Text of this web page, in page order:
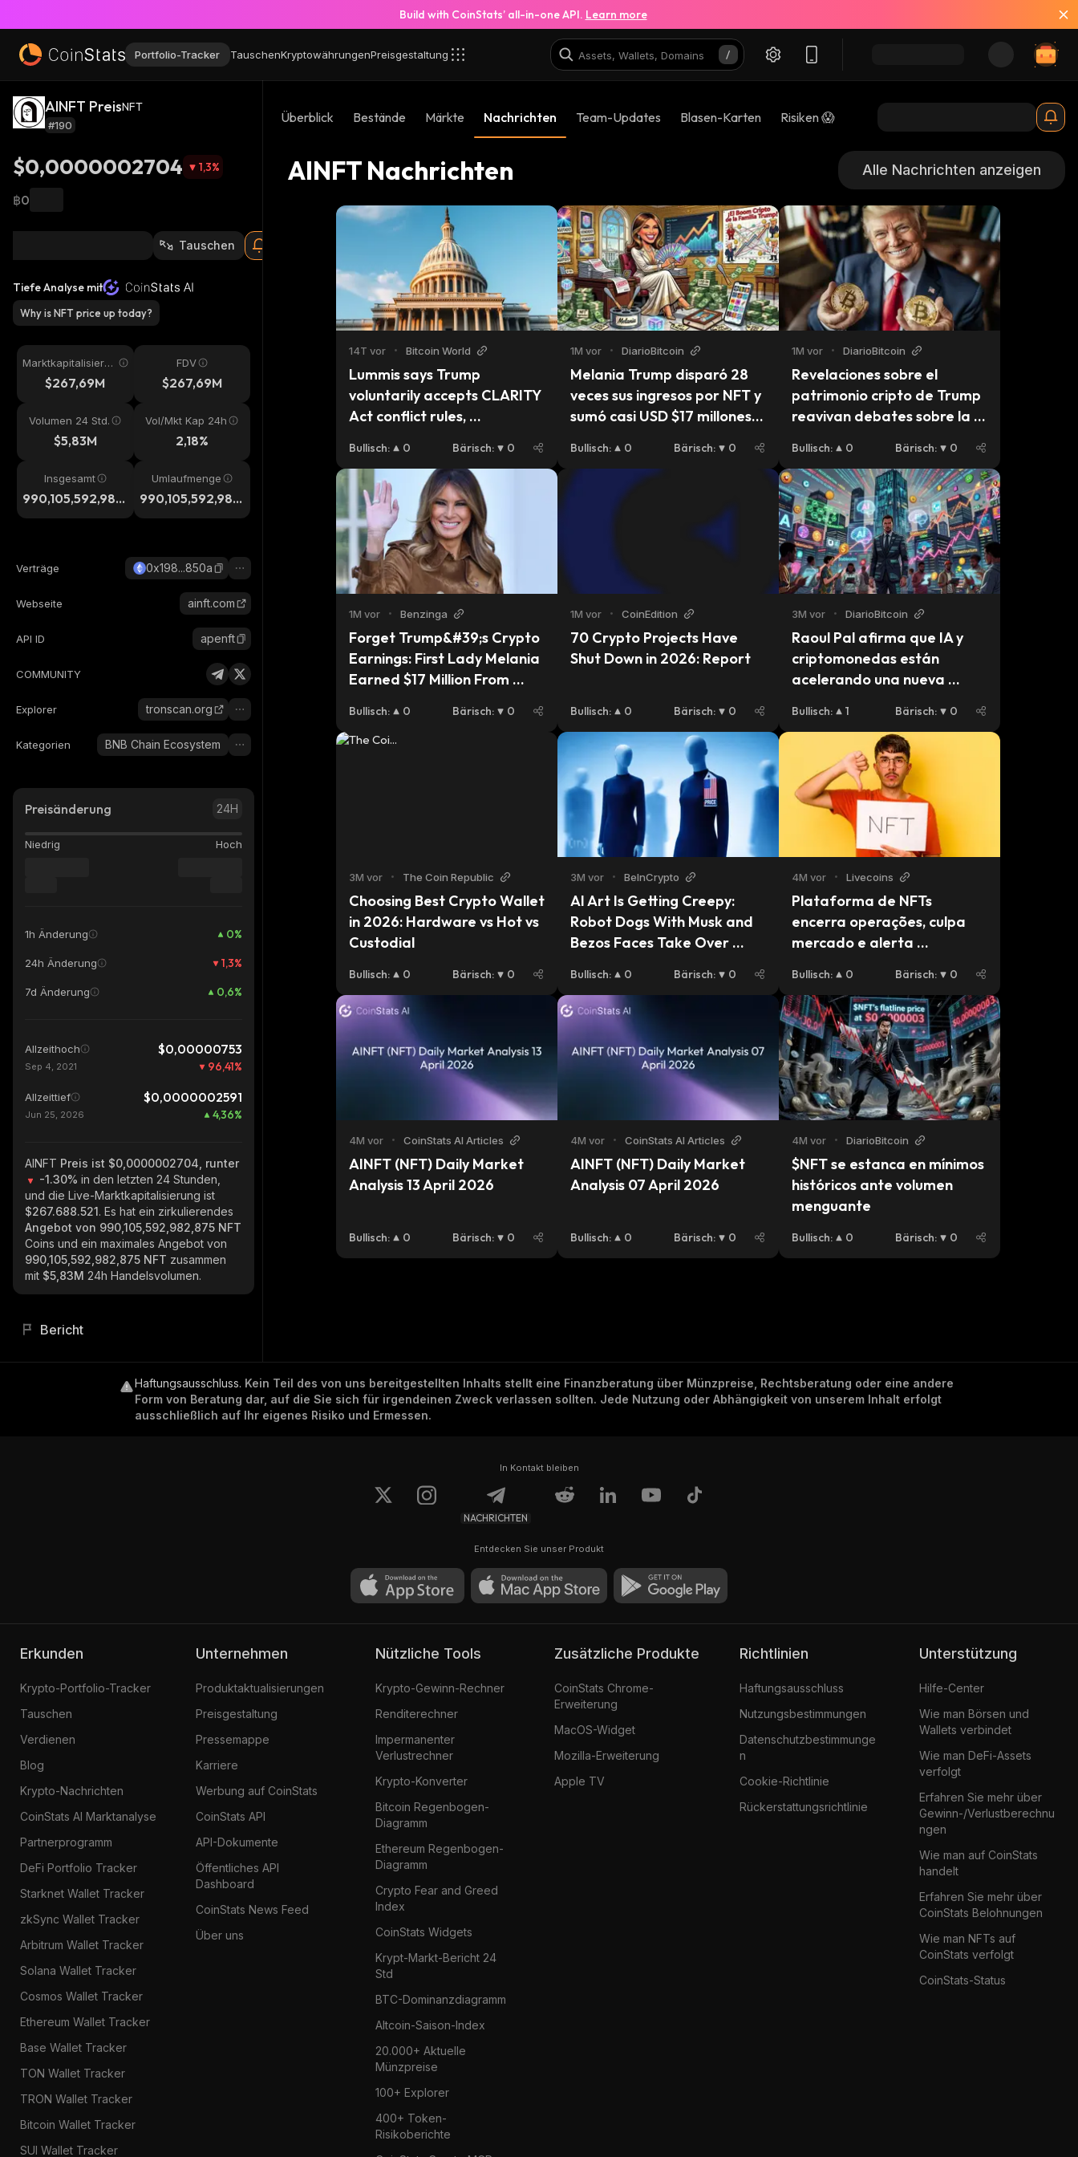
Build with CoinStats’ all-in-one API. Learn more
Portfolio-Tracker TauschenKryptowährungenPreisgestaltung
AINFT PreisNFT
#190
$0,0000002704 1,3%
฿0
Tauschen
Tiefe Analyse mit
Why is NFT price up today?
Marktkapitalisieru
$267,69M
FDV
$267,69M
Volumen 24 Std.
$5,83M
Vol/Mkt Kap 24h
2,18%
Insgesamt
990,105,592,982,
875
Umlaufmenge
990,105,592,982,
875
Verträge 0x198...850a
Webseite ainft.com
API ID apenft
COMMUNITY
Explorer tronscan.org
Kategorien BNB Chain Ecosystem
Preisänderung 24H
Niedrig Hoch
1h Änderung 0%
24h Änderung 1,3%
7d Änderung 0,6%
Allzeithoch $0,00000753
Sep 4, 2021 96,41%
Allzeittief $0,0000002591
Jun 25, 2026 4,36%
AINFT Preis ist $0,0000002704, runter
-1.30% in den letzten 24 Stunden,
und die Live-Marktkapitalisierung ist
$267.688.521. Es hat ein zirkulierendes
Angebot von 990,105,592,982,875 NFT
Coins und ein maximales Angebot von
990,105,592,982,875 NFT zusammen
mit $5,83M 24h Handelsvolumen.
Bericht
Überblick Bestände Märkte Nachrichten Team-Updates Blasen-Karten Risiken 😱
AINFT Nachrichten Alle Nachrichten anzeigen
14T vor • Bitcoin World
Lummis says Trump
voluntarily accepts CLARITY
Act conflict rules,
Bullisch: 0 Bärisch: 0
1M vor • DiarioBitcoin
Melania Trump disparó 28
veces sus ingresos por NFT y
sumó casi USD $17 millones
Bullisch: 0 Bärisch: 0
1M vor • DiarioBitcoin
Revelaciones sobre el
patrimonio cripto de Trump
reavivan debates sobre la
Bullisch: 0 Bärisch: 0
1M vor • Benzinga
Forget Trump&#39;s Crypto
Earnings: First Lady Melania
Earned $17 Million From
Bullisch: 0 Bärisch: 0
1M vor • CoinEdition
70 Crypto Projects Have
Shut Down in 2026: Report
Bullisch: 0 Bärisch: 0
3M vor • DiarioBitcoin
Raoul Pal afirma que IA y
criptomonedas están
acelerando una nueva
Bullisch: 1 Bärisch: 0
3M vor • The Coin Republic
Cho‌o‌sing Best Cr‌ypto Wal‌let
in 2026: Ha‌‌rd‌w‌‌ar‌e vs Ho‌t vs
Cu‌‌stod‌ial
Bullisch: 0 Bärisch: 0
3M vor • BeInCrypto
AI Art Is Getting Creepy:
Robot Dogs With Musk and
Bezos Faces Take Over
Bullisch: 0 Bärisch: 0
4M vor • Livecoins
Plataforma de NFTs
encerra operações, culpa
mercado e alerta
Bullisch: 0 Bärisch: 0
4M vor • CoinStats AI Articles
AINFT (NFT) Daily Market
Analysis 13 April 2026
Bullisch: 0 Bärisch: 0
4M vor • CoinStats AI Articles
AINFT (NFT) Daily Market
Analysis 07 April 2026
Bullisch: 0 Bärisch: 0
4M vor • DiarioBitcoin
$NFT se estanca en mínimos
históricos ante volumen
menguante
Bullisch: 0 Bärisch: 0
Haftungsausschluss. Kein Teil des von uns bereitgestellten Inhalts stellt eine Finanzberatung über Münzpreise, Rechtsberatung oder eine andere
Form von Beratung dar, auf die Sie sich für irgendeinen Zweck verlassen sollten. Jede Nutzung oder Abhängigkeit von unserem Inhalt erfolgt
ausschließlich auf Ihr eigenes Risiko und Ermessen.
In Kontakt bleiben
NACHRICHTEN
Entdecken Sie unser Produkt
Erkunden
Krypto-Portfolio-Tracker
Tauschen
Verdienen
Blog
Krypto-Nachrichten
CoinStats AI Marktanalyse
Partnerprogramm
DeFi Portfolio Tracker
Starknet Wallet Tracker
zkSync Wallet Tracker
Arbitrum Wallet Tracker
Solana Wallet Tracker
Cosmos Wallet Tracker
Ethereum Wallet Tracker
Base Wallet Tracker
TON Wallet Tracker
TRON Wallet Tracker
Bitcoin Wallet Tracker
SUI Wallet Tracker
Unternehmen
Produktaktualisierungen
Preisgestaltung
Pressemappe
Karriere
Werbung auf CoinStats
CoinStats API
API-Dokumente
Öffentliches API
Dashboard
CoinStats News Feed
Über uns
Nützliche Tools
Krypto-Gewinn-Rechner
Renditerechner
Impermanenter
Verlustrechner
Krypto-Konverter
Bitcoin Regenbogen-
Diagramm
Ethereum Regenbogen-
Diagramm
Crypto Fear and Greed
Index
CoinStats Widgets
Krypt-Markt-Bericht 24
Std
BTC-Dominanzdiagramm
Altcoin-Saison-Index
20.000+ Aktuelle
Münzpreise
100+ Explorer
400+ Token-
Risikoberichte
Zusätzliche Produkte
CoinStats Chrome-
Erweiterung
MacOS-Widget
Mozilla-Erweiterung
Apple TV
Richtlinien
Haftungsausschluss
Nutzungsbestimmungen
Datenschutzbestimmunge
n
Cookie-Richtlinie
Rückerstattungsrichtlinie
Unterstützung
Hilfe-Center
Wie man Börsen und
Wallets verbindet
Wie man DeFi-Assets
verfolgt
Erfahren Sie mehr über
Gewinn-/Verlustberechnu
ngen
Wie man auf CoinStats
handelt
Erfahren Sie mehr über
CoinStats Belohnungen
Wie man NFTs auf
CoinStats verfolgt
CoinStats-Status